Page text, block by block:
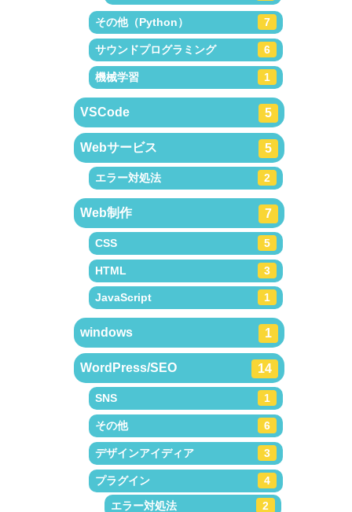
その他（Python） 7
サウンドプログラミング 6
機械学習 1
VSCode 5
Webサービス 5
エラー対処法 2
Web制作 7
CSS 5
HTML 3
JavaScript 1
windows 1
WordPress/SEO 14
SNS 1
その他 6
デザインアイディア 3
プラグイン
4
エラー対処法
2